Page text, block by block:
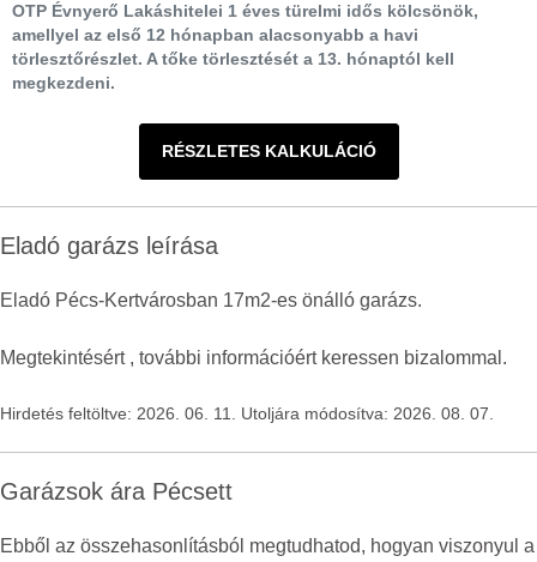
OTP Évnyerő Lakáshitelei 1 éves türelmi idős kölcsönök,
amellyel az első 12 hónapban alacsonyabb a havi
törlesztőrészlet. A tőke törlesztését a 13. hónaptól kell
megkezdeni.
RÉSZLETES KALKULÁCIÓ
Eladó garázs leírása
Eladó Pécs-Kertvárosban 17m2-es önálló garázs.
Megtekintésért , további információért keressen bizalommal.
Hirdetés feltöltve: 2026. 06. 11. Utoljára módosítva: 2026. 08. 07.
Garázsok ára Pécsett
Ebből az összehasonlításból megtudhatod, hogyan viszonyul a